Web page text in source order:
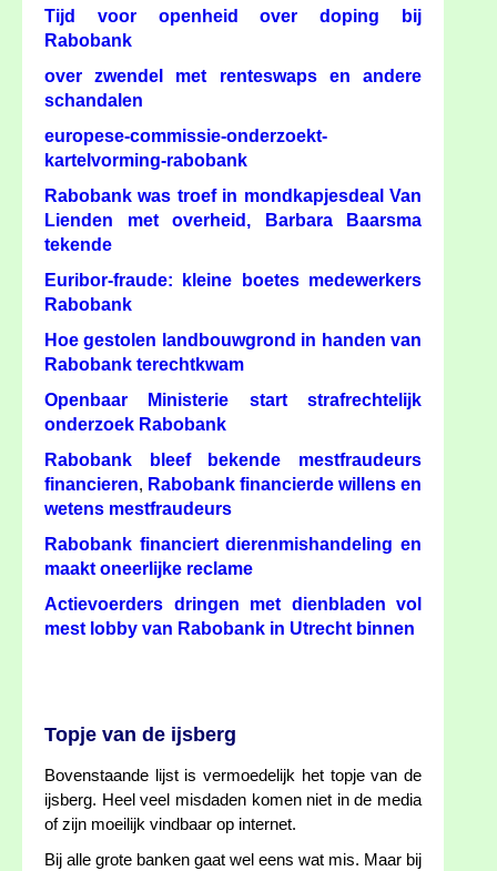
Tijd voor openheid over doping bij
Rabobank
over zwendel met renteswaps en andere
schandalen
europese-commissie-onderzoekt-
kartelvorming-rabobank
Rabobank was troef in mondkapjesdeal Van
Lienden met overheid, Barbara Baarsma
tekende
Euribor-fraude: kleine boetes medewerkers
Rabobank
Hoe gestolen landbouwgrond in handen van
Rabobank terechtkwam
Openbaar Ministerie start strafrechtelijk
onderzoek Rabobank
Rabobank bleef bekende mestfraudeurs
financieren, Rabobank financierde willens en
wetens mestfraudeurs
Rabobank financiert dierenmishandeling en
maakt oneerlijke reclame
Actievoerders dringen met dienbladen vol
mest lobby van Rabobank in Utrecht binnen
Topje van de ijsberg
Bovenstaande lijst is vermoedelijk het topje van de
ijsberg. Heel veel misdaden komen niet in de media
of zijn moeilijk vindbaar op internet.
Bij alle grote banken gaat wel eens wat mis. Maar bij